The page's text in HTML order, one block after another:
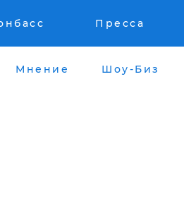
Пресса
Мнение Шоу-Биз